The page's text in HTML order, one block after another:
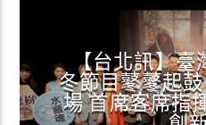
【台北訊】臺
冬節目鼕鼕起
場 首席客席指